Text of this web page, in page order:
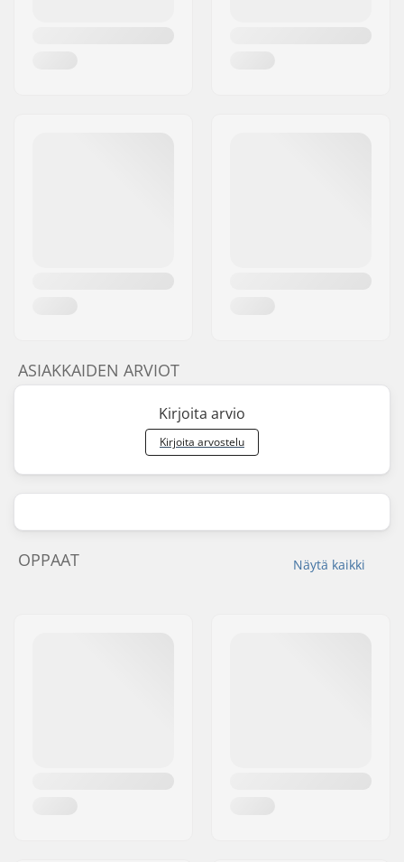
ASIAKKAIDEN ARVIOT
Kirjoita arvio
Kirjoita arvostelu
Näytä kaikki
OPPAAT